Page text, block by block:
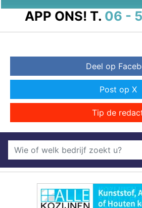
APP ONS! T. 06 -
Deel op
Post op X
Tip de